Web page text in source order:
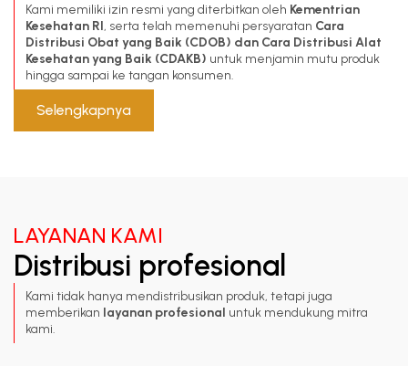
Kami memiliki izin resmi yang diterbitkan oleh Kementrian
Kesehatan RI, serta telah memenuhi persyaratan Cara
Distribusi Obat yang Baik (CDOB) dan Cara Distribusi Alat
Kesehatan yang Baik (CDAKB) untuk menjamin mutu produk
hingga sampai ke tangan konsumen.
Selengkapnya
LAYANAN KAMI
Distribusi profesional
Kami tidak hanya mendistribusikan produk, tetapi juga
memberikan layanan profesional untuk mendukung mitra
kami.